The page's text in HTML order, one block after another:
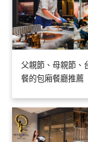
父親節、母親節、
餐的包廂餐廳推薦